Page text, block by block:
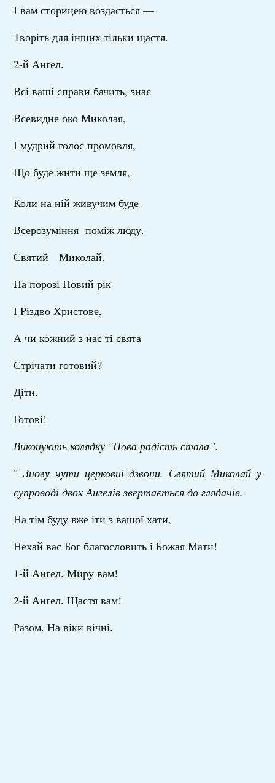
І вам сторицею воздасться —
Творіть для інших тільки щастя.
2-й Ангел.
Всі ваші справи бачить, знає
Всевидне око Миколая,
І мудрий голос промовля,
Що буде жити ще земля,
Коли на ній живучим буде
Всерозуміння поміж люду.
Святий Миколай.
На порозі Новий рік
І Різдво Христове,
А чи кожний з нас ті свята
Стрічати готовий?
Діти.
Готові!
Виконують колядку "Нова радістьстала”.
"Знову чути церковні дзвони. Святий Миколай у
супроводі двох Ангелів звертається до глядачів.
На тім буду вже іти з вашої хати,
Нехай вас Бог благословить і Божая Мати!
1-й Ангел. Миру вам!
2-й Ангел. Щастя вам!
Разом. На віки вічні.